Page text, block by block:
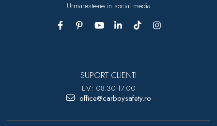
Urmareste-ne in social media
SUPORT CLIENTI
L-V: 08.30-17.00
office@carboysafety.ro